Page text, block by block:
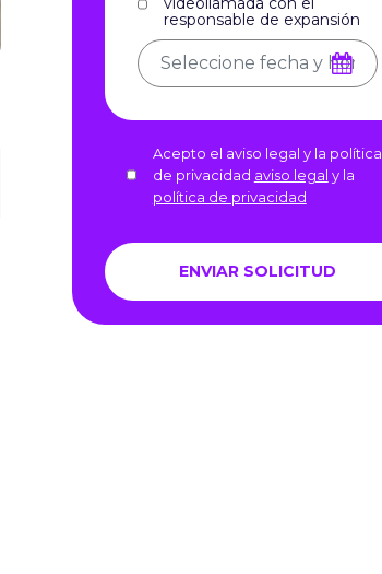
responsable de expansión
Acepto el aviso legal y la política
de privacidad aviso legal y la
política de privacidad